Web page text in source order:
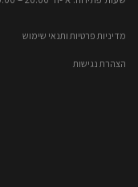
מדיניות פרטיות ותנאי שימוש
הצהרת נגישות